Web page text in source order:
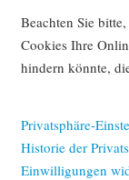
Beachten Sie
Cookies Ihre
hindern könnte,
Privatsphäre-
Historie der
Einwilligungen